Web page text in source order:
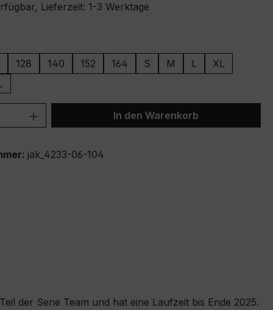
Lieferzeit: 1-3 Werktage
128 140 152 164 S M L
XL
Anzahl: Gib den gewünschten Wert
In den Warenkorb
jak_4233-06-104
der Serie Team und hat eine Laufzeit bis Ende 2025.